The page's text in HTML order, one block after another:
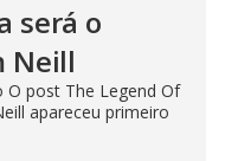
será o
Neill
post The Legend Of
apareceu primeiro